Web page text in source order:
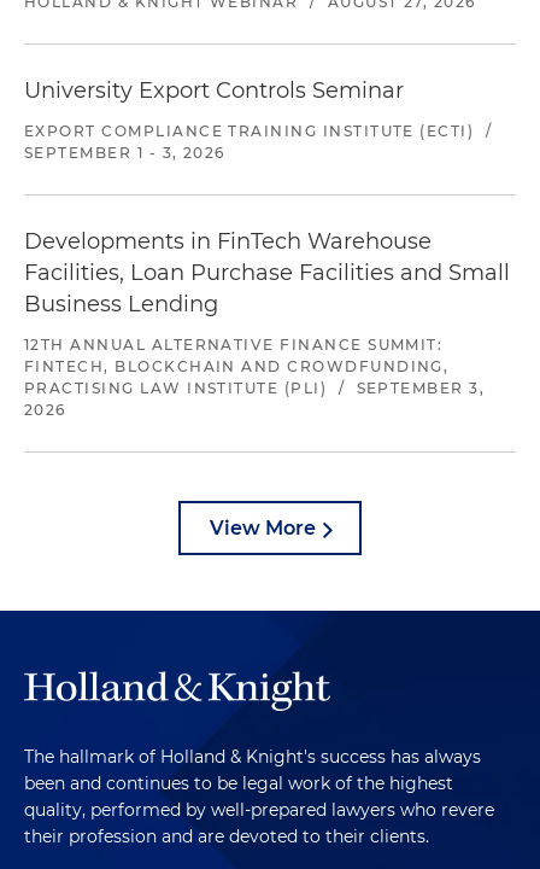
University Export Controls Seminar
EXPORT COMPLIANCE TRAINING INSTITUTE (ECTI)
/
SEPTEMBER 1 - 3, 2026
Developments in FinTech Warehouse
Facilities, Loan Purchase Facilities and Small
Business Lending
12TH ANNUAL ALTERNATIVE FINANCE SUMMIT:
FINTECH, BLOCKCHAIN AND CROWDFUNDING,
PRACTISING LAW INSTITUTE (PLI)
/
SEPTEMBER 3,
2026
View More
The hallmark of Holland & Knight's success has always
been and continues to be legal work of the highest
quality, performed by well-prepared lawyers who revere
their profession and are devoted to their clients.